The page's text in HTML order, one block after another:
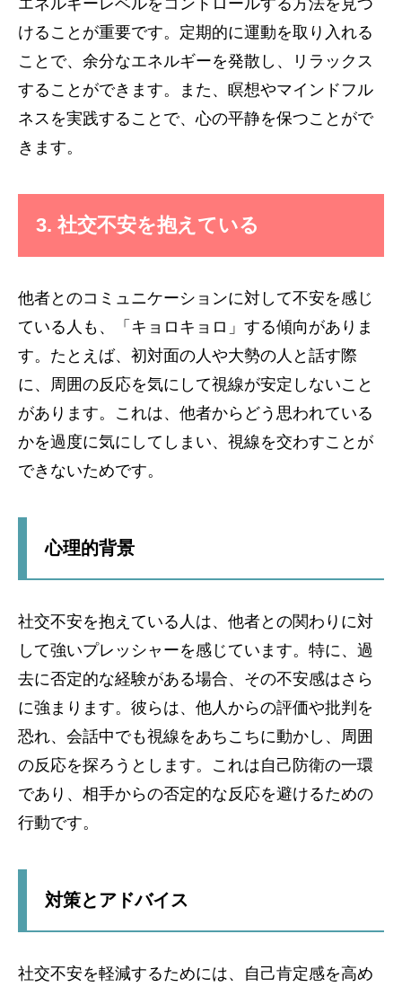
エネルギーレベルをコントロールする方法を見つ
けることが重要です。定期的に運動を取り入れる
ことで、余分なエネルギーを発散し、リラックス
することができます。また、瞑想やマインドフル
ネスを実践することで、心の平静を保つことがで
きます。
3. 社交不安を抱えている
他者とのコミュニケーションに対して不安を感じ
ている人も、「キョロキョロ」する傾向がありま
す。たとえば、初対面の人や大勢の人と話す際
に、周囲の反応を気にして視線が安定しないこと
があります。これは、他者からどう思われている
かを過度に気にしてしまい、視線を交わすことが
できないためです。
心理的背景
社交不安を抱えている人は、他者との関わりに対
して強いプレッシャーを感じています。特に、過
去に否定的な経験がある場合、その不安感はさら
に強まります。彼らは、他人からの評価や批判を
恐れ、会話中でも視線をあちこちに動かし、周囲
の反応を探ろうとします。これは自己防衛の一環
であり、相手からの否定的な反応を避けるための
行動です。
対策とアドバイス
社交不安を軽減するためには、自己肯定感を高め